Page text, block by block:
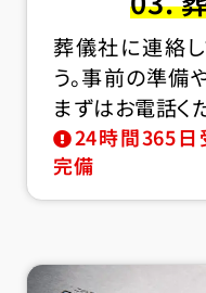
葬儀社に連絡
う。事前の準備
まずはお電話く
24時間365日
完備